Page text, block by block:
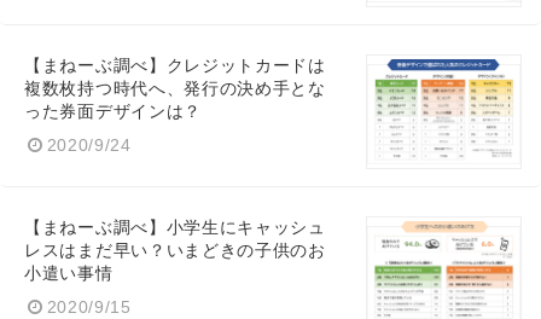
【まねーぶ調べ】クレジットカードは
複数枚持つ時代へ、発行の決め手とな
った券面デザインは？
2020/9/24
【まねーぶ調べ】小学生にキャッシュ
レスはまだ早い？いまどきの子供のお
小遣い事情
2020/9/15